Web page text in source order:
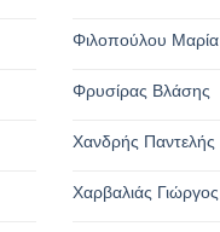
Φιλοπούλου Μαρία
Φρυσίρας Βλάσης
Χανδρής Παντελής
Χαρβαλιάς Γιώργος